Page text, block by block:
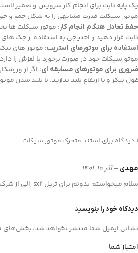
یک پایه ثابت برای انجام کار سرویس و تعمیر
موتور سیکلت قدرت مشابهی را به شکل جمع و
حفظ تعادل هنگام انجام کار: موتور سیکلت ها
ثابت قرار دهید و احتیاجی به استفاده از جک
استفاده برای موتورهای استریت: موتور های
موتورسیکلت خود در صورت برخورد یا لغزش را
ضروری برای موتورهای مسابقه ای: اگر از
غول پیکر و با ارتفاع بلند ندارید. با بلند شدن
1 دیدگاه برای استند متحرک موتور سیکلت
مهدی –آذر 10, 1401
سلام میخواستم بدونم برای تریل sx2 رالی از شرکت شاهین موتور هم مناسبه؟
دیدگاه خود را بنویسید
نشانی ایمیل شما منتشر نخواهد شد. بخش‌های
امتیاز شما